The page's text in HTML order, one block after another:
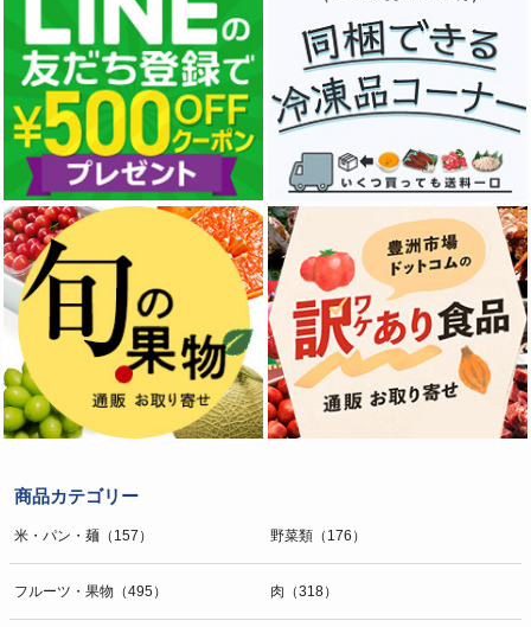
商品カテゴリー
米・パン・麺（157） 野菜類（176）
フルーツ・果物（495） 肉（318）